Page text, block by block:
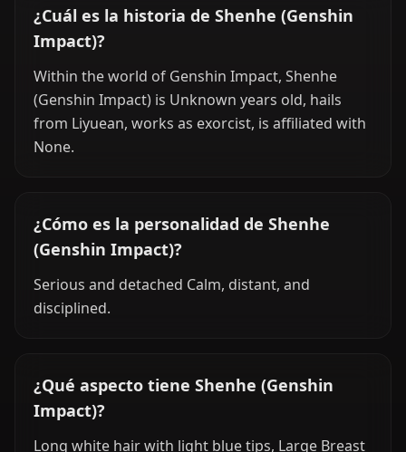
¿Cuál es la historia de Shenhe (Genshin
Impact)?
Within the world of Genshin Impact, Shenhe
(Genshin Impact) is Unknown years old, hails
from Liyuean, works as exorcist, is affiliated with
None.
¿Cómo es la personalidad de Shenhe
(Genshin Impact)?
Serious and detached Calm, distant, and
disciplined.
¿Qué aspecto tiene Shenhe (Genshin
Impact)?
Long white hair with light blue tips, Large Breast